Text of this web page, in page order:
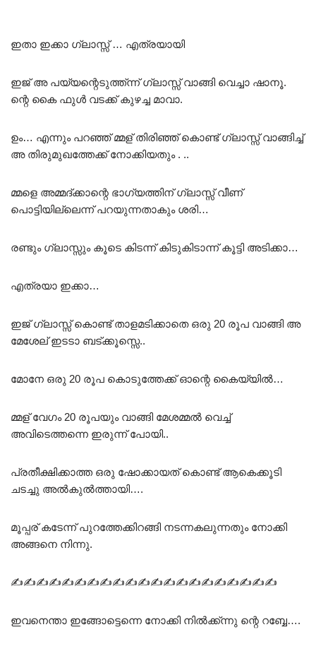
ഇതാ ഇക്കാ ഗ്ലാസ്സ് … എത്രയായി
ഇജ് അ പയ്യന്റെടുത്ത്ന്ന് ഗ്ലാസ്സ് വാങ്ങി വെച്ചാ ഷാനൂ.
ന്റെ കൈ ഫുൾ വടക്ക് കുഴച്ച മാവാ.
ഉം… എന്നും പറഞ്ഞ് മ്മള് തിരിഞ്ഞ് കൊണ്ട് ഗ്ലാസ്സ് വാങ്ങിച്ച്
അ തിരുമുഖത്തേക്ക് നോക്കിയതും . ..
മ്മളെ അമ്മദ്ക്കാന്റെ ഭാഗ്യത്തിന് ഗ്ലാസ്സ് വീണ്
പൊട്ടിയില്ലെന്ന് പറയുന്നതാകും ശരി…
രണ്ടും ഗ്ലാസ്സും കൂടെ കിടന്ന് കിടുകിടാന്ന് കൂട്ടി അടിക്കാ…
എത്രയാ ഇക്കാ…
ഇജ് ഗ്ലാസ്സ് കൊണ്ട് താളമടിക്കാതെ ഒരു 20 രൂപ വാങ്ങി അ
മേശേല് ഇടടാ ബട്ക്കൂസ്സെ..
മോനേ ഒരു 20 രൂപ കൊടുത്തേക്ക് ഓന്റെ കൈയ്യിൽ…
മ്മള് വേഗം 20 രൂപയും വാങ്ങി മേശമ്മൽ വെച്ച്
അവിടെത്തന്നെ ഇരുന്ന് പോയി..
പ്രതീക്ഷിക്കാത്ത ഒരു ഷോക്കായത് കൊണ്ട് ആകെക്കൂടി
ചടച്ചു അൽകുൽത്തായി….
മൂപ്പര് കടേന്ന് പുറത്തേക്കിറങ്ങി നടന്നകലുന്നതും നോക്കി
അങ്ങനെ നിന്നു.
✍✍✍✍✍✍✍✍✍✍✍✍✍✍✍✍✍✍✍✍✍
ഇവനെന്താ ഇങ്ങോട്ടെന്നെ നോക്കി നിൽക്ക്ന്നു ന്റെ റബ്ബേ….